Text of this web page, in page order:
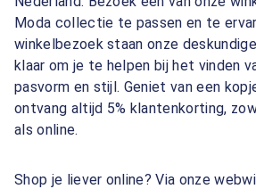
Moda collectie te passen en te
winkelbezoek staan onze
klaar om je te helpen bij het vinden
pasvorm en stijl. Geniet van een
ontvang altijd 5% klantenkorting,
als online.
Shop je liever online? Via onze